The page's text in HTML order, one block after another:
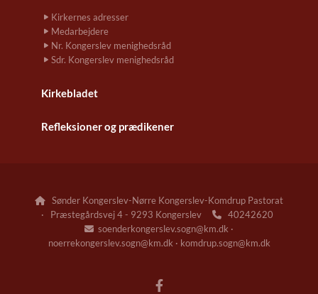
Kirkernes adresser
Medarbejdere
Nr. Kongerslev menighedsråd
Sdr. Kongerslev menighedsråd
Kirkebladet
Refleksioner og prædikener

Sønder Kongerslev-Nørre Kongerslev-Komdrup Pastorat
· Præstegårdsvej 4 - 9293 Kongerslev
40242620
 soenderkongerslev.sogn@km.dk ·
noerrekongerslev.sogn@km.dk · komdrup.sogn@km.dk